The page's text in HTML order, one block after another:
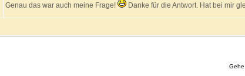
Genau das war auch meine Frage! Danke für die Antwort. Hat bei mir
Gehe